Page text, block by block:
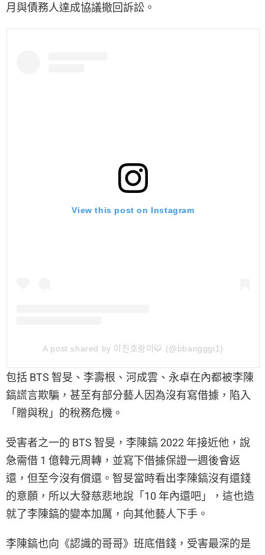
月與債務人達成協議撤回訴訟。
View this post on Instagram
A post shared by 이진호랑이🐯 (@bbangggi1)
包括 BTS 智旻、李壽根、河成雲、永卓在內都被李陳
鎬謊言欺騙，甚至有部分藝人因為沒有寫借據，陷入
「贈與稅」的稅務危機。
受害者之一的 BTS 智旻，李陳鎬 2022 年接近他，說
急需借 1 億韓元周轉，並寫下借據保證一週後會返
還，但至今沒有償還。智旻當時看出李陳鎬沒有還錢
的意願，所以大發慈悲地說「10 年內還吧」，這也造
就了李陳鎬的變本加厲，向其他藝人下手。
李陳鎬也向《認識的哥哥》班底借錢，受害最深的是